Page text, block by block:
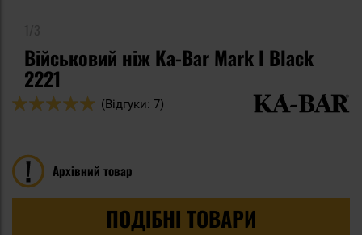
Військовий ніж Ka-Bar Mark I Black
2221
Оцінка:
(Відгуки: 7)
Архівний товар
ПОДІБНІ ТОВАРИ